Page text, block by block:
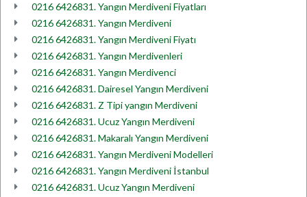
0216 6426831. Yangın Merdiveni Fiyatları
0216 6426831. Yangın Merdiveni
0216 6426831. Yangın Merdiveni Fiyatı
0216 6426831. Yangın Merdivenleri
0216 6426831. Yangın Merdivenci
0216 6426831. Dairesel Yangın Merdiveni
0216 6426831. Z Tipi yangın Merdiveni
0216 6426831. Ucuz Yangın Merdiveni
0216 6426831. Makaralı Yangın Merdiveni
0216 6426831. Yangın Merdiveni Modelleri
0216 6426831. Yangın Merdiveni İstanbul
0216 6426831. Ucuz Yangın Merdiveni